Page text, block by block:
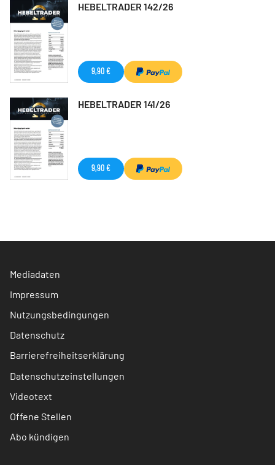
HEBELTRADER 142/26
9,90 €
HEBELTRADER 141/26
9,90 €
Mediadaten
Impressum
Nutzungsbedingungen
Datenschutz
Barrierefreiheitserklärung
Datenschutzeinstellungen
Videotext
Offene Stellen
Abo kündigen